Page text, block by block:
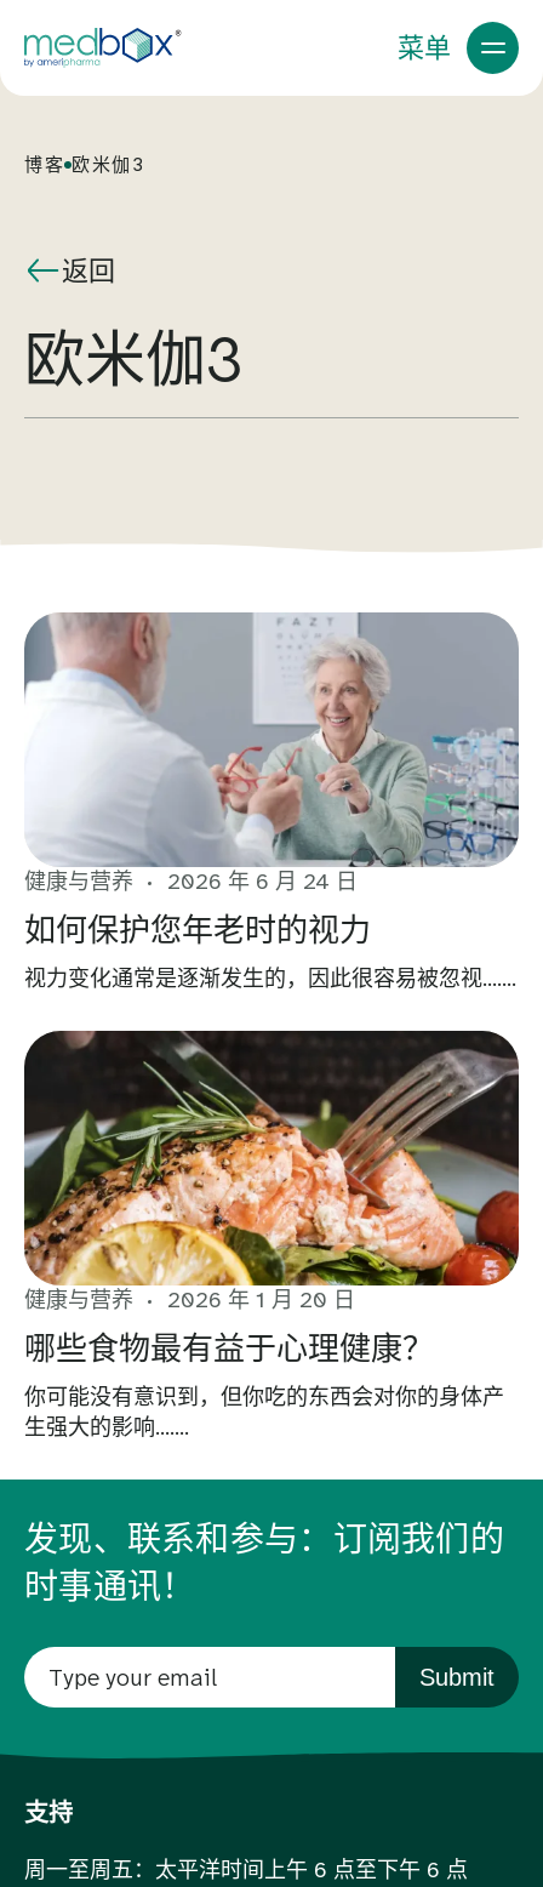
菜单
博客 欧米伽3
返回
欧米伽3
健康与营养 2026 年 6 月 24 日
如何保护您年老时的视力
视力变化通常是逐渐发生的，因此很容易被忽视…….
健康与营养 2026 年 1 月 20 日
哪些食物最有益于心理健康？
你可能没有意识到，但你吃的东西会对你的身体产
生强大的影响…….
发现、联系和参与：订阅我们的
时事通讯！
Submit
支持
周一至周五：太平洋时间上午 6 点至下午 6 点